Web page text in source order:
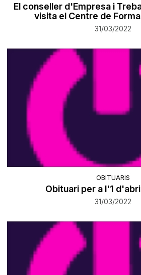
El conseller d'Empresa i
visita el Centre de
31/03/2022
OBITUARIS
Obituari per a l'1
31/03/2022